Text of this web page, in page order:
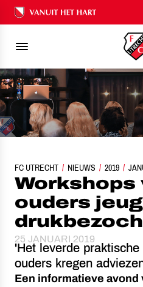
Ons nalatenschap
FC UTRECHT NIEUWS 2019
WORKSHOPS VOOR
Workshops
ouders
25 JANUARI 2019
'Het leverde
ouders kregen
Een informatieve avond